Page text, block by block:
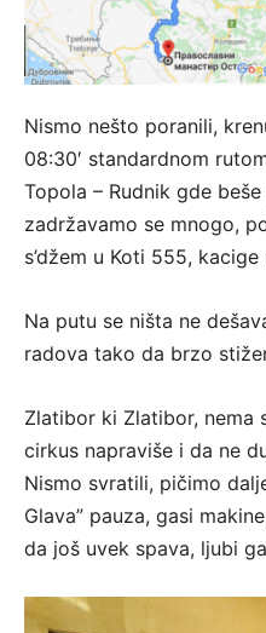
Nismo nešto poranili,
08:30′ standardnom
Topola – Rudnik gde
zadržavamo se mnogo,
s’džem u Koti 555,
Na putu se ništa ne
radova tako da brzo
Zlatibor ki Zlatibor, nema
cirkus napraviše i da ne
Nismo svratili, pičimo
Glava” pauza, gasi
da još uvek spava, ljubi